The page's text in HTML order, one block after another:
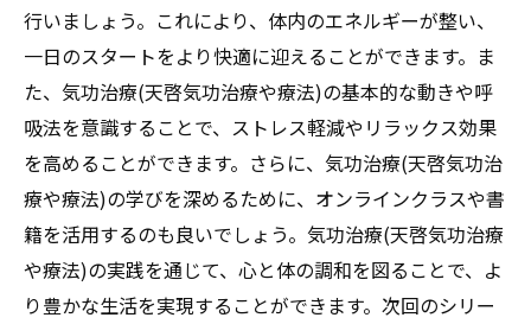
行いましょう。これにより、体内のエネルギーが整い、
一日のスタートをより快適に迎えることができます。ま
た、気功治療(天啓気功治療や療法)の基本的な動きや呼
吸法を意識することで、ストレス軽減やリラックス効果
を高めることができます。さらに、気功治療(天啓気功治
療や療法)の学びを深めるために、オンラインクラスや書
籍を活用するのも良いでしょう。気功治療(天啓気功治療
や療法)の実践を通じて、心と体の調和を図ることで、よ
り豊かな生活を実現することができます。次回のシリー